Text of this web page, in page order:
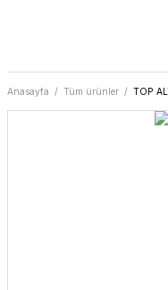
Anasayfa Tüm ürünler TOP